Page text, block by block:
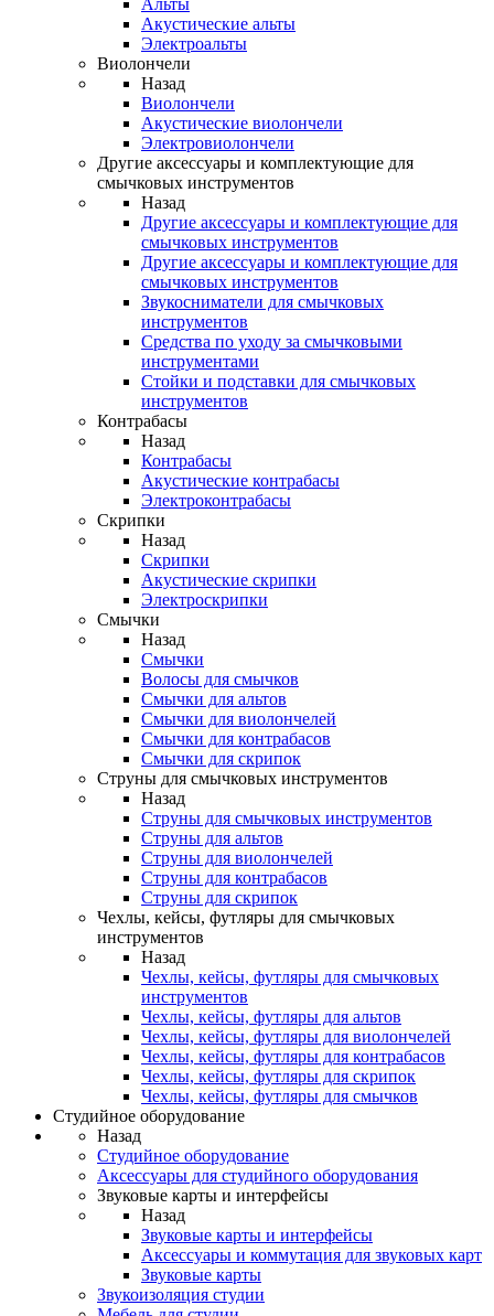
Альты
Акустические альты
Электроальты
Виолончели
Назад
Виолончели
Акустические виолончели
Электровиолончели
Другие аксессуары и комплектующие для
смычковых инструментов
Назад
Другие аксессуары и комплектующие для
смычковых инструментов
Другие аксессуары и комплектующие для
смычковых инструментов
Звукосниматели для смычковых
инструментов
Средства по уходу за смычковыми
инструментами
Стойки и подставки для смычковых
инструментов
Контрабасы
Назад
Контрабасы
Акустические контрабасы
Электроконтрабасы
Скрипки
Назад
Скрипки
Акустические скрипки
Электроскрипки
Смычки
Назад
Смычки
Волосы для смычков
Смычки для альтов
Смычки для виолончелей
Смычки для контрабасов
Смычки для скрипок
Струны для смычковых инструментов
Назад
Струны для смычковых инструментов
Струны для альтов
Струны для виолончелей
Струны для контрабасов
Струны для скрипок
Чехлы, кейсы, футляры для смычковых
инструментов
Назад
Чехлы, кейсы, футляры для смычковых
инструментов
Чехлы, кейсы, футляры для альтов
Чехлы, кейсы, футляры для виолончелей
Чехлы, кейсы, футляры для контрабасов
Чехлы, кейсы, футляры для скрипок
Чехлы, кейсы, футляры для смычков
Студийное оборудование
Назад
Студийное оборудование
Аксессуары для студийного оборудования
Звуковые карты и интерфейсы
Назад
Звуковые карты и интерфейсы
Аксессуары и коммутация для звуковых карт
Звуковые карты
Звукоизоляция студии